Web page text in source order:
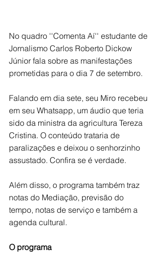
No quadro ''Comenta Aí'' estudante de
Jornalismo Carlos Roberto Dickow
Júnior fala sobre as manifestações
prometidas para o dia 7 de setembro.
Falando em dia sete, seu Miro recebeu
em seu Whatsapp, um áudio que teria
sido da ministra da agricultura Tereza
Cristina. O conteúdo trataria de
paralizações e deixou o senhorzinho
assustado. Confira se é verdade.
Além disso, o programa também traz
notas do Mediação, previsão do
tempo, notas de serviço e também a
agenda cultural.
O programa